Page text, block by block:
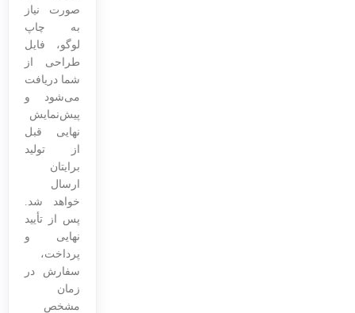
صورت نیاز
به چاپ
لوگو، فایل
طراحی از
شما دریافت
می‌شود و
پیش‌نمایش
نهایی قبل
از تولید
برایتان
ارسال
خواهد شد.
پس از تأیید
نهایی و
پرداخت،
سفارش در
زمان
مشخص